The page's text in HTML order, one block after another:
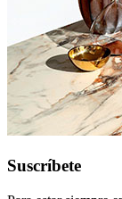
Suscríbete